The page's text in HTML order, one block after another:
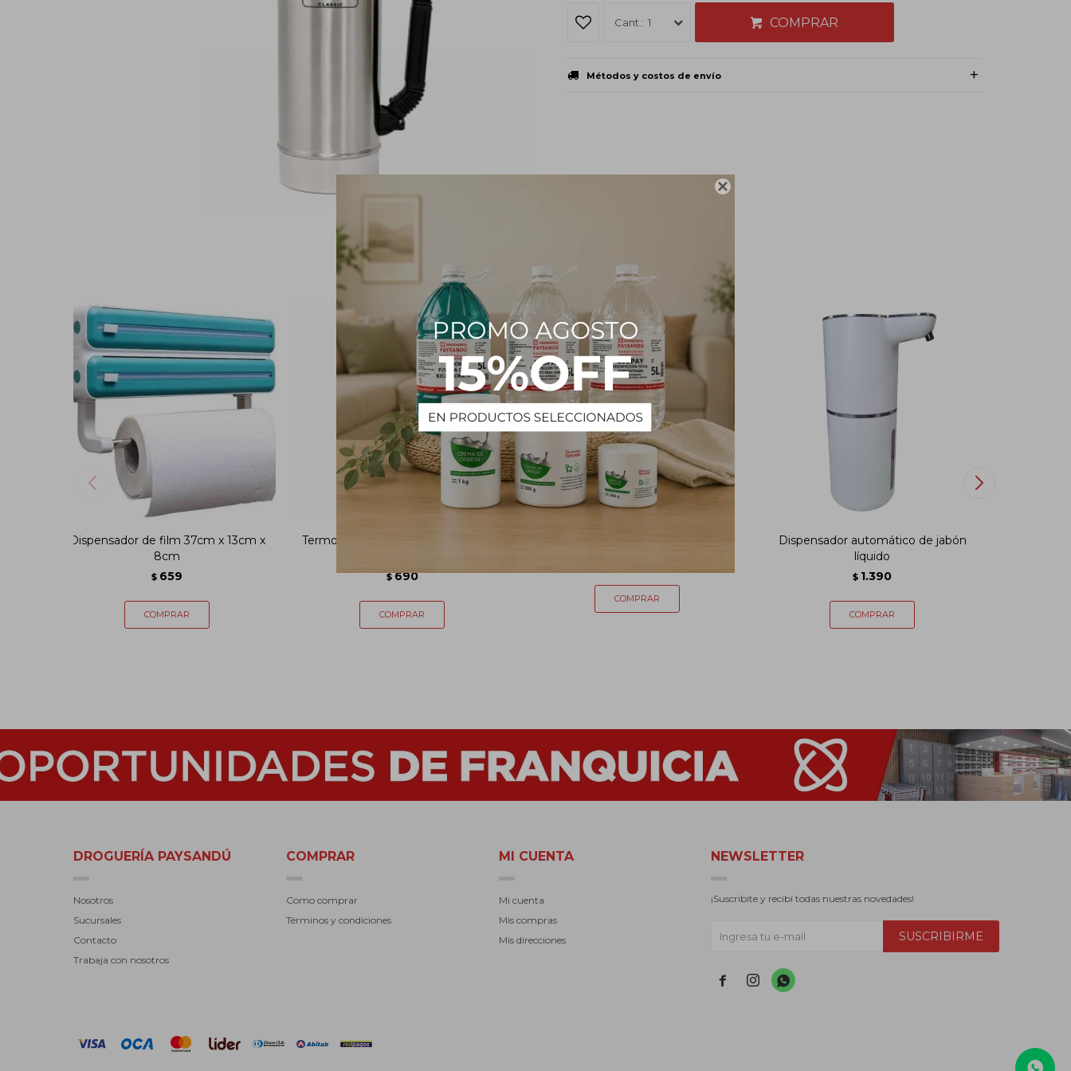

1 COMPRAR
Métodos y costos de envío
PRODUCTOS QUE TE PUEDEN INTERESAR
Dispensador de film 37cm x 13cm x
8cm
$ 659
Termo con manija Comet 1L - Verde
$ 690
Dispensador automático de jabón
líquido
$ 1.390
DROGUERÍA PAYSANDÚ
Nosotros
Sucursales
Contacto
Trabaja con nosotros
COMPRAR
Como comprar
Términos y condiciones
MI CUENTA
Mi cuenta
Mis compras
Mis direcciones
NEWSLETTER
¡Suscribite y recibí todas nuestras novedades!
SUSCRIBIRME
  